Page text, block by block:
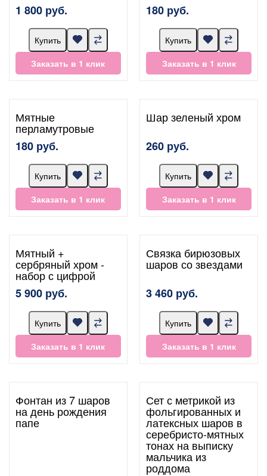
1 800 руб.
Купить
Заказать в 1 клик
180 руб.
Купить
Заказать в 1 клик
Мятные
перламутровые
180 руб.
Купить
Заказать в 1 клик
Шар зеленый хром
260 руб.
Купить
Заказать в 1 клик
Мятный +
сербряный хром -
набор с цифрой
5 900 руб.
Купить
Заказать в 1 клик
Связка бирюзовых
шаров со звездами
3 460 руб.
Купить
Заказать в 1 клик
Фонтан из 7 шаров
на день рождения
папе
Сет с метрикой из
фольгированных и
латексных шаров в
серебристо-мятных
тонах на выписку
мальчика из
роддома